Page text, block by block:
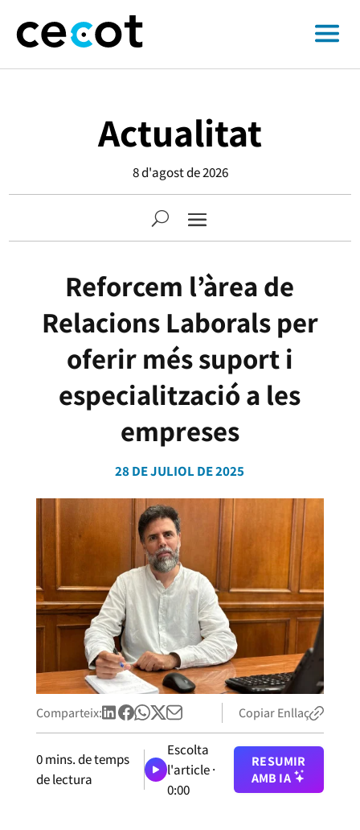
Actualitat
8 d'agost de 2026
Reforcem l’àrea de
Relacions Laborals per
oferir més suport i
especialització a les
empreses
28 DE JULIOL DE 2025
Comparteix: Copiar Enllaç
0mins. de temps
de lectura
Escolta
l'article ·
0:00
RESUMIR
AMB IA